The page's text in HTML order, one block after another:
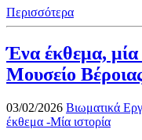
Περισσότερα
Ένα έκθεμα, μία
Μουσείο
03/02/2026 Βιωματικά
έκθεμα -Μία ιστορία